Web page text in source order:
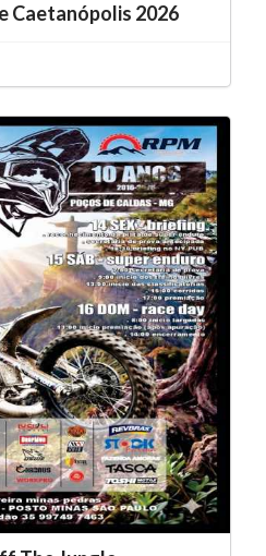
Caetanópolis 2026